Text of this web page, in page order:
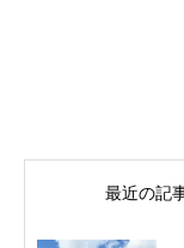
最近の記